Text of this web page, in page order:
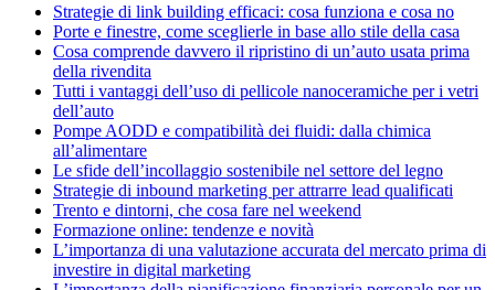
Strategie di link building efficaci: cosa funziona e cosa no
Porte e finestre, come sceglierle in base allo stile della casa
Cosa comprende davvero il ripristino di un’auto usata prima
della rivendita
Tutti i vantaggi dell’uso di pellicole nanoceramiche per i vetri
dell’auto
Pompe AODD e compatibilità dei fluidi: dalla chimica
all’alimentare
Le sfide dell’incollaggio sostenibile nel settore del legno
Strategie di inbound marketing per attrarre lead qualificati
Trento e dintorni, che cosa fare nel weekend
Formazione online: tendenze e novità
L’importanza di una valutazione accurata del mercato prima di
investire in digital marketing